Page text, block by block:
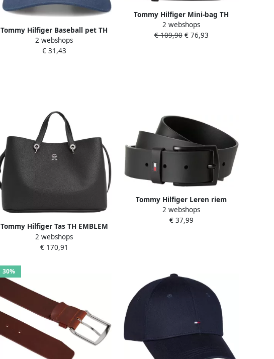
Tommy Hilfiger Baseball pet TH
MONOTYPE SOFT 6 PANEL CAP
2 webshops
€ 31,43
Tommy Hilfiger Mini-bag TH
EMBLEM CAMERA BAG met th-
embleem aan de voorkant
2 webshops
€ 109,90€ 76,93
Tommy Hilfiger Tas TH EMBLEM
SATCHEL met th-embleem aan de
voorkant
2 webshops
€ 170,91
Tommy Hilfiger Leren riem
Denton Matte 3 5 cm met matte
zwarte gesp
2 webshops
€ 37,99
30%